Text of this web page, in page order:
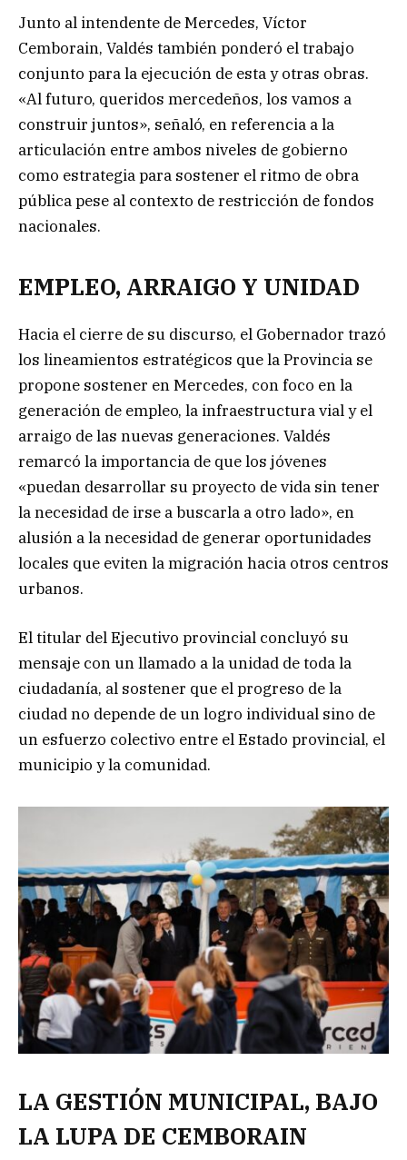
Junto al intendente de Mercedes, Víctor
Cemborain, Valdés también ponderó el trabajo
conjunto para la ejecución de esta y otras obras.
«Al futuro, queridos mercedeños, los vamos a
construir juntos», señaló, en referencia a la
articulación entre ambos niveles de gobierno
como estrategia para sostener el ritmo de obra
pública pese al contexto de restricción de fondos
nacionales.
EMPLEO, ARRAIGO Y UNIDAD
Hacia el cierre de su discurso, el Gobernador trazó
los lineamientos estratégicos que la Provincia se
propone sostener en Mercedes, con foco en la
generación de empleo, la infraestructura vial y el
arraigo de las nuevas generaciones. Valdés
remarcó la importancia de que los jóvenes
«puedan desarrollar su proyecto de vida sin tener
la necesidad de irse a buscarla a otro lado», en
alusión a la necesidad de generar oportunidades
locales que eviten la migración hacia otros centros
urbanos.
El titular del Ejecutivo provincial concluyó su
mensaje con un llamado a la unidad de toda la
ciudadanía, al sostener que el progreso de la
ciudad no depende de un logro individual sino de
un esfuerzo colectivo entre el Estado provincial, el
municipio y la comunidad.
LA GESTIÓN MUNICIPAL, BAJO
LA LUPA DE CEMBORAIN